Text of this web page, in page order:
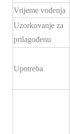
Vrijeme vođenja
Uzorkovanje za
prilagođenu
Upotreba